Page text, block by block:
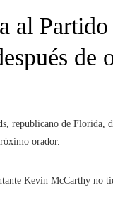
al
de
republicano de Florida,
orador.
Kevin McCarthy no